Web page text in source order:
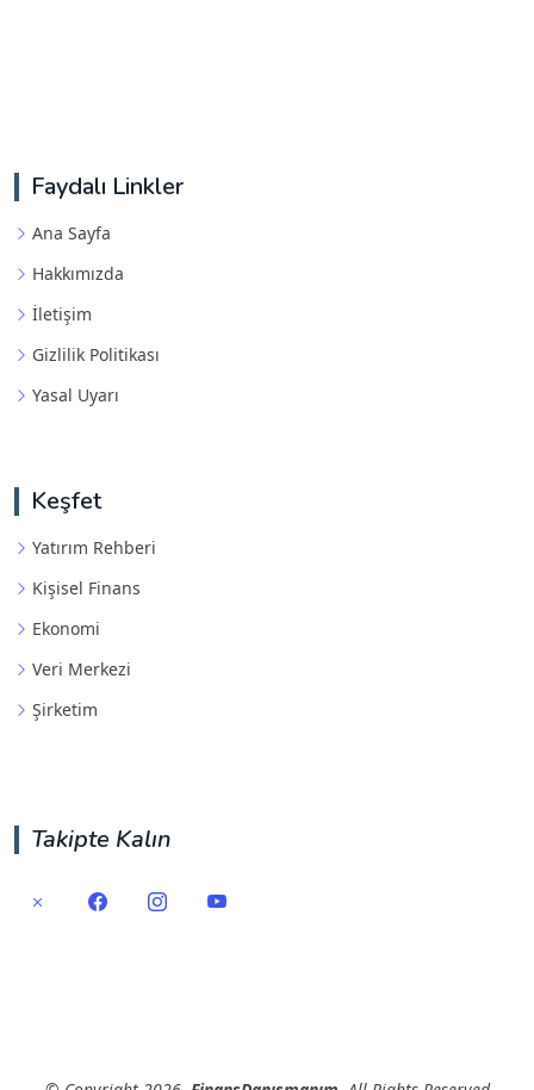
Faydalı Linkler
Ana Sayfa
Hakkımızda
İletişim
Gizlilik Politikası
Yasal Uyarı
Keşfet
Yatırım Rehberi
Kişisel Finans
Ekonomi
Veri Merkezi
Şirketim
Takipte Kalın